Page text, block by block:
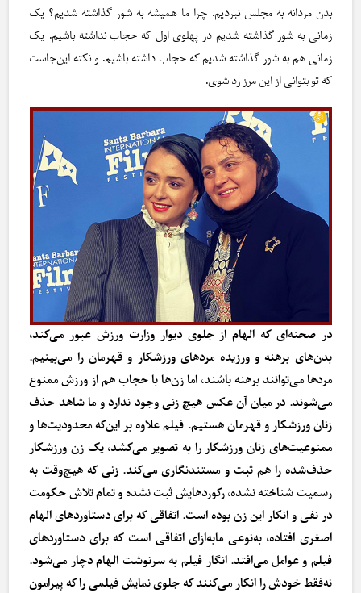
بدن مردانه به مجلس نبردیم. چرا ما همیشه به شور گذاشته شدیم؟ یک
زمانی به شور گذاشته شدیم در پهلوی اول که حجاب نداشته باشیم. یک
زمانی هم به شور گذاشته شدیم که حجاب داشته باشیم. و نکته این‌جاست
که تو بتوانی از این مرز رد شوی.
در صحنه‌ای که الهام از جلوی دیوار وزارت ورزش عبور می‌کند،
بدن‌های برهنه و ورزیده مردهای ورزشکار و قهرمان را می‌بینیم.
مردها می‌توانند برهنه باشند، اما زن‌ها با حجاب هم از ورزش ممنوع
می‌شوند. در میان آن عکس هیچ زنی وجود ندارد و ما شاهد حذف
زنان ورزشکار و قهرمان هستیم. فیلم علاوه بر این‌که محدودیت‌ها و
ممنوعیت‌های زنان ورزشکار را به تصویر می‌کشد، یک زن ورزشکار
حذف‌شده را هم ثبت و مستندنگاری می‌کند. زنی که هیچ‌وقت به
رسمیت شناخته نشده، رکوردهایش ثبت نشده و تمام تلاش حکومت
در نفی و انکار این زن بوده است. اتفاقی که برای دستاوردهای الهام
اصغری افتاده، به‌نوعی مابه‌ازای اتفاقی است که برای دستاوردهای
فیلم و عوامل می‌افتد. انگار فیلم به سرنوشت الهام دچار می‌شود.
نه‌فقط خودش را انکار می‌کنند که جلوی نمایش فیلمی را که پیرامون